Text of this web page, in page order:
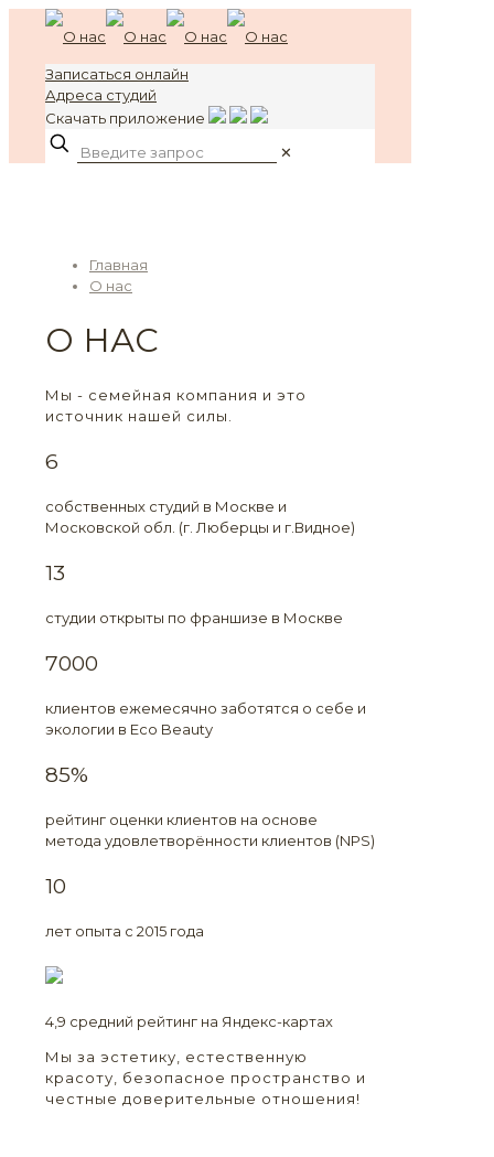
Записаться онлайн
Адреса студий
Скачать приложение
✕
Главная
О нас
О НАС
Мы - семейная компания и это
источник нашей силы.
6
собственных студий в Москве и
Московской обл. (г. Люберцы и г.Видное)
13
студии открыты по франшизе в Москве
7000
клиентов ежемесячно заботятся о себе и
экологии в Eco Beauty
85%
рейтинг оценки клиентов на основе
метода удовлетворённости клиентов (NPS)
10
лет опыта с 2015 года
4,9 средний рейтинг на Яндекс-картах
Мы за эстетику, естественную
красоту, безопасное пространство и
честные доверительные отношения!